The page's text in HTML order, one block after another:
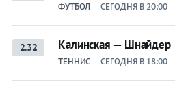
ФУТБОЛ СЕГОДНЯ В 20:00
2.32 Калинская — Шнайдер
ТЕННИС СЕГОДНЯ В 18:00